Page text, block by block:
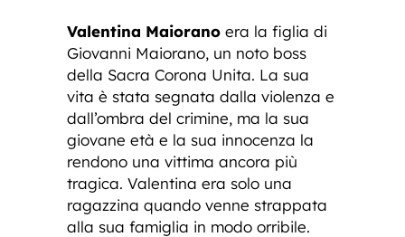
Valentina Maiorano era la figlia di
Giovanni Maiorano, un noto boss
della Sacra Corona Unita. La sua
vita è stata segnata dalla violenza e
dall’ombra del crimine, ma la sua
giovane età e la sua innocenza la
rendono una vittima ancora più
tragica. Valentina era solo una
ragazzina quando venne strappata
alla sua famiglia in modo orribile.